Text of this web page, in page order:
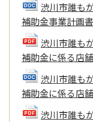
渋川市誰も
補助金事業計画書
渋川市誰も
補助金に係る店
渋川市誰も
補助金に係る店
渋川市誰も